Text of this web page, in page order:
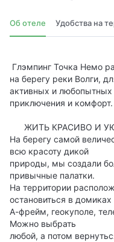
Об отеле Удобства на
Глэмпинг Точка Немо
на берегу реки Волги,
активных и
приключения и комфорт.
ЖИТЬ КРАСИВО И
На берегу самой
всю красоту дикой
природы, мы создали
привычные палатки.
На территории
остановиться в домиках
А-фрейм, геокуполе,
Можно выбрать
любой, а потом